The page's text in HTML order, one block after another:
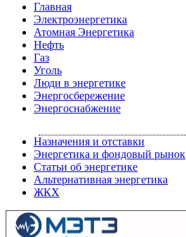
Главная
Электроэнергетика
Атомная Энергетика
Нефть
Газ
Уголь
Люди в энергетике
Энергосбережение
Энергоснабжение
Назначения и отставки
Энергетика и фондовый рынок
Статьи об энергетике
Альтернативная энергетика
ЖКХ